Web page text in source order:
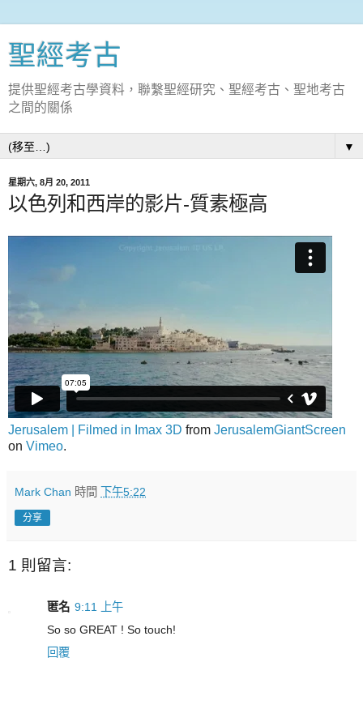
聖經考古
提供聖經考古學資料，聯繫聖經研究、聖經考古、聖地考古
之間的關係
▼
星期六, 8月 20, 2011
以色列和西岸的影片-質素極高
Jerusalem | Filmed in Imax 3D from JerusalemGiantScreen
on Vimeo.
Mark Chan 時間 下午5:22
分享
1 則留言:
匿名 9:11 上午
So so GREAT ! So touch!
回覆